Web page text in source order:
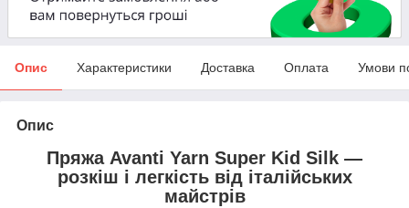
Опис Характеристики Доставка Оплата Умови
Опис
Пряжа Avanti Yarn Super Kid Silk —
розкіш і легкість від італійських
майстрів